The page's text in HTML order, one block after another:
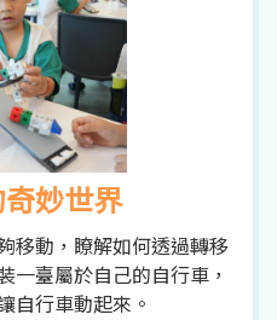
妙世界
移動，瞭解如何透過轉移
一臺屬於自己的自行車，
自行車動起來。